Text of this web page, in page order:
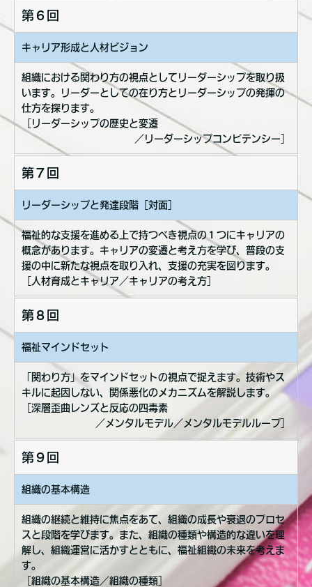
第６回
キャリア形成と人材ビジョン
組織における関わり方の視点としてリーダーシップを取り扱
います。リーダーとしての在り方とリーダーシップの発揮の
仕方を探ります。
［リーダーシップの歴史と変遷
／リーダーシップコンピテンシー］
第７回
リーダーシップと発達段階［対面］
福祉的な支援を進める上で持つべき視点の１つにキャリアの
概念があります。キャリアの変遷と考え方を学び、普段の支
援の中に新たな視点を取り入れ、支援の充実を図ります。
［人材育成とキャリア／キャリアの考え方］
第８回
福祉マインドセット
「関わり方」をマインドセットの視点で捉えます。技術やス
キルに起因しない、関係悪化のメカニズムを解説します。
［深層歪曲レンズと反応の四毒素
／メンタルモデル／メンタルモデルループ］
第９回
組織の基本構造
組織の継続と維持に焦点をあて、組織の成長や衰退のプロセ
スと段階を学びます。また、組織の種類や構造的な違いを理
解し、組織運営に活かすとともに、福祉組織の未来を考えま
す。
［組織の基本構造／組織の種類］